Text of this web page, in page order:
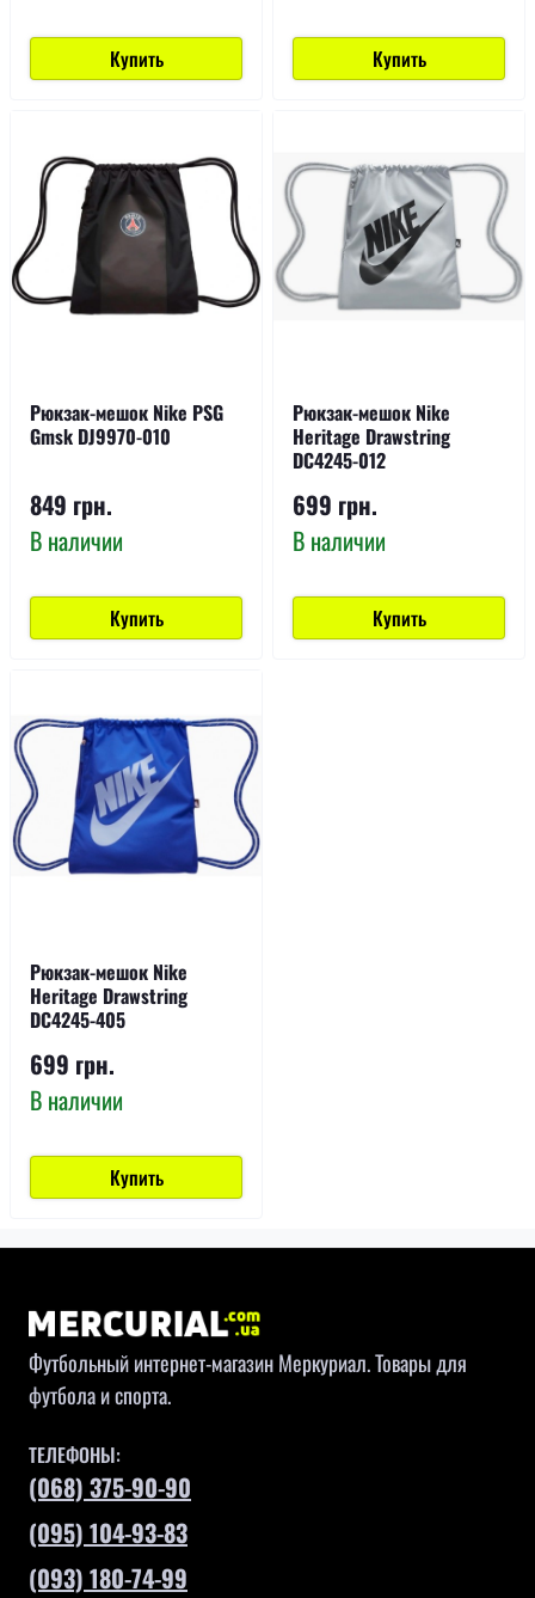
Купить Купить
Рюкзак-мешок Nike PSG
Gmsk DJ9970-010
849 грн.
В наличии
Купить
Рюкзак-мешок Nike
Heritage Drawstring
DC4245-012
699 грн.
В наличии
Купить
Рюкзак-мешок Nike
Heritage Drawstring
DC4245-405
699 грн.
В наличии
Купить
Футбольный интернет-магазин Меркуриал. Товары для
футбола и спорта.
ТЕЛЕФОНЫ:
(068) 375-90-90
(095) 104-93-83
(093) 180-74-99